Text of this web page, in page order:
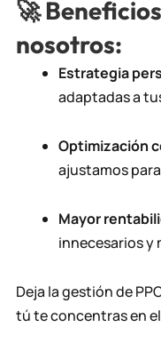
🚀
nosotros:
Estrategia
adaptadas a
Optimización
ajustamos
Mayor
innecesarios y
Deja la gestión de
tú te concentras en